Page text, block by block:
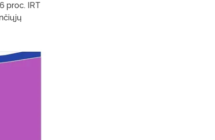
proc. IRT